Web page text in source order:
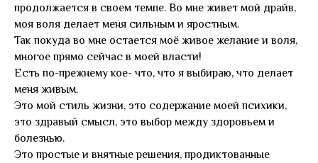
продолжается в своем темпе. Во мне живет мой драйв,
моя воля делает меня сильным и яростным.
Так покуда во мне остается моё живое желание и воля,
многое прямо сейчас в моей власти!
Есть по-прежнему кое- что, что я выбираю, что делает
меня живым.
Это мой стиль жизни, это содержание моей психики,
это здравый смысл, это выбор между здоровьем и
болезнью.
Это простые и внятные решения, продиктованные